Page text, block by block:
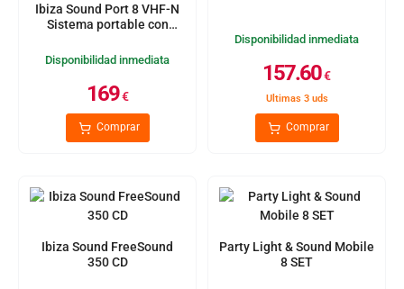
Ibiza Sound Port 8 VHF-N
Sistema portable con
Disponibilidad inmediata
169€
Comprar
Disponibilidad inmediata
157.60€
Ultimas 3 uds
Comprar
Ibiza Sound FreeSound
350 CD
Party Light & Sound Mobile
8 SET